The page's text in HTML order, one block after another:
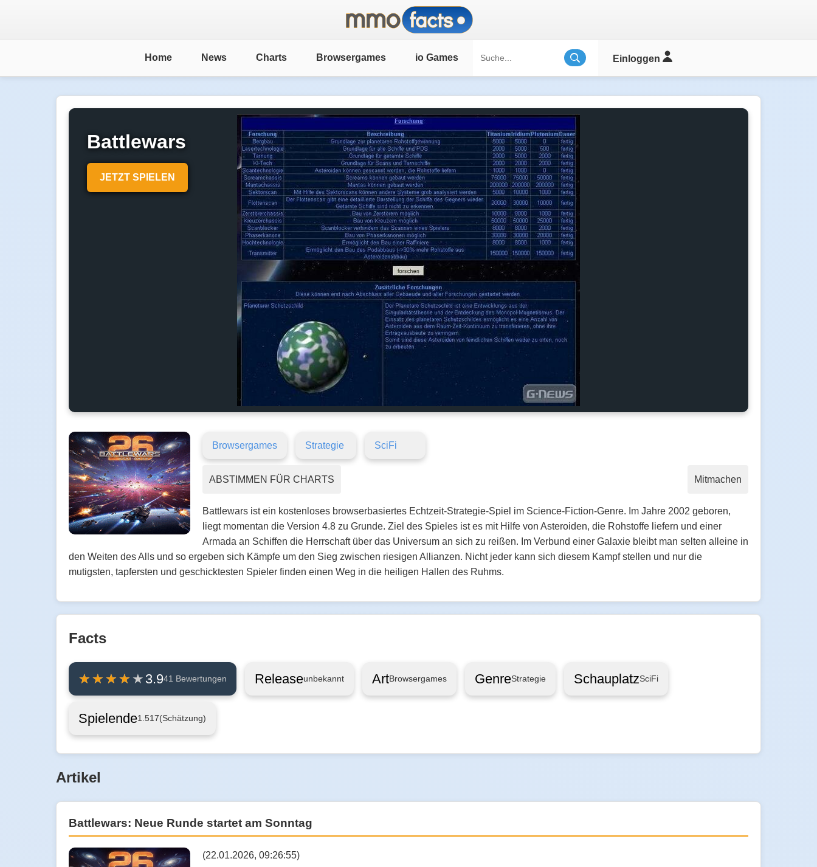
Home News Charts Browsergames io Games Einloggen
Battlewars
JETZT SPIELEN
Browsergames Strategie SciFi
ABSTIMMEN FÜR CHARTS Mitmachen
Battlewars ist ein kostenloses browserbasiertes Echtzeit-Strategie-Spiel im Science-Fiction-Genre. Im Jahre 2002 geboren,
liegt momentan die Version 4.8 zu Grunde. Ziel des Spieles ist es mit Hilfe von Asteroiden, die Rohstoffe liefern und einer
Armada an Schiffen die Herrschaft über das Universum an sich zu reißen. Im Verbund einer Galaxie bleibt man selten alleine in
den Weiten des Alls und so ergeben sich Kämpfe um den Sieg zwischen riesigen Allianzen. Nicht jeder kann sich diesem Kampf stellen und nur die
mutigsten, tapfersten und geschicktesten Spieler finden einen Weg in die heiligen Hallen des Ruhms.
Facts
3.941 Bewertungen Releaseunbekannt ArtBrowsergames GenreStrategie SchauplatzSciFi
Spielende1.517(Schätzung)
Artikel
Battlewars: Neue Runde startet am Sonntag
(22.01.2026, 09:26:55)